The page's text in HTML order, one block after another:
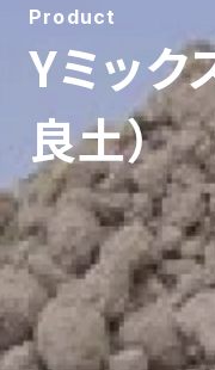
Product
Yミック
良土）